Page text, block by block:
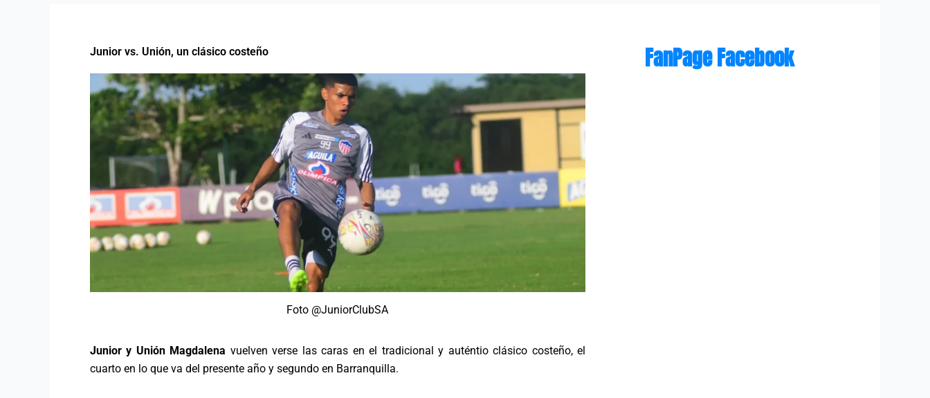
Junior vs. Unión, un clásico costeño
Foto @JuniorClubSA
Junior y Unión Magdalena vuelven verse las caras en el tradicional y auténtio clásico costeño, el
cuarto en lo que va del presente año y segundo en Barranquilla.
FanPage Facebook